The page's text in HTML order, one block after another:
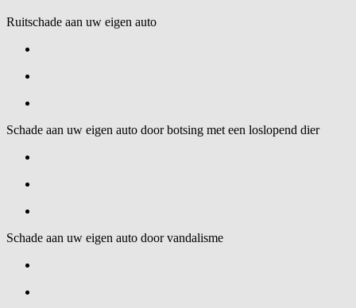
Ruitschade aan uw eigen auto
Schade aan uw eigen auto door botsing met een loslopend dier
Schade aan uw eigen auto door vandalisme